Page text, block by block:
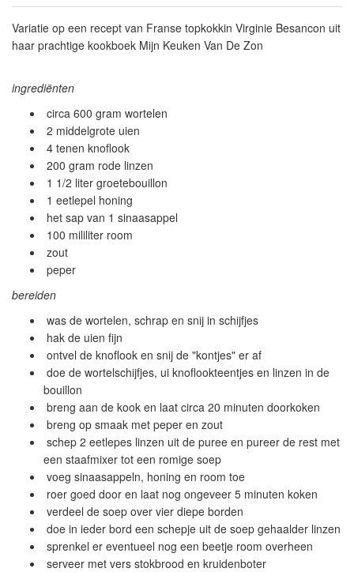
Variatie op een recept van Franse topkokkin Virginie Besancon uit
haar prachtige kookboek Mijn Keuken Van De Zon
ingrediënten
circa 600 gram wortelen
2 middelgrote uien
4 tenen knoflook
200 gram rode linzen
1 1/2 liter groetebouillon
1 eetlepel honing
het sap van 1 sinaasappel
100 mililiter room
zout
peper
bereiden
was de wortelen, schrap en snij in schijfjes
hak de uien fijn
ontvel de knoflook en snij de "kontjes" er af
doe de wortelschijfjes, ui knoflookteentjes en linzen in de
bouillon
breng aan de kook en laat circa 20 minuten doorkoken
breng op smaak met peper en zout
schep 2 eetlepes linzen uit de puree en pureer de rest met
een staafmixer tot een romige soep
voeg sinaasappeln, honing en room toe
roer goed door en laat nog ongeveer 5 minuten koken
verdeel de soep over vier diepe borden
doe in ieder bord een schepje uit de soep gehaalder linzen
sprenkel er eventueel nog een beetje room overheen
serveer met vers stokbrood en kruidenboter